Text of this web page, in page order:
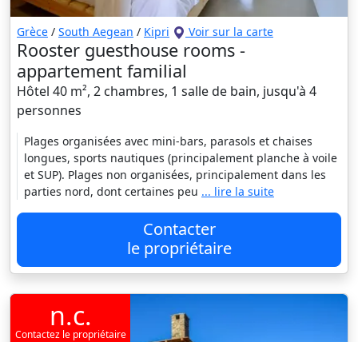
Grèce / South Aegean / Kipri Voir sur la carte
Rooster guesthouse rooms -
appartement familial
Hôtel 40 m², 2 chambres, 1 salle de bain, jusqu'à 4
personnes
Plages organisées avec mini-bars, parasols et chaises
longues, sports nautiques (principalement planche à voile
et SUP). Plages non organisées, principalement dans les
parties nord, dont certaines peu ... lire la suite
Contacter
le propriétaire
n.c.
Contactez le propriétaire